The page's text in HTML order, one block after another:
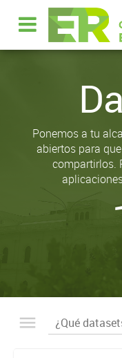
Ponemos a tu
abiertos para
compartirlos.